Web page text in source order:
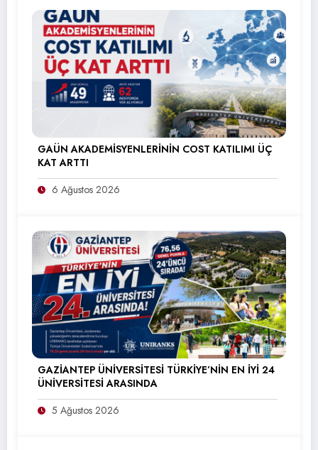
GAÜN AKADEMİSYENLERİNİN COST KATILIMI ÜÇ
KAT ARTTI
6 Ağustos 2026
GAZİANTEP ÜNİVERSİTESİ TÜRKİYE’NİN EN İYİ 24
ÜNİVERSİTESİ ARASINDA
5 Ağustos 2026